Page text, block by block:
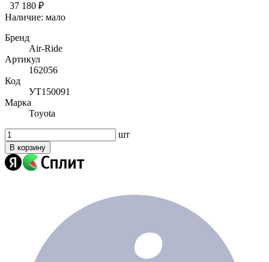
37 180 ₽
Наличие: мало
Бренд
Air-Ride
Артикул
162056
Код
УТ150091
Марка
Toyota
шт
В корзину